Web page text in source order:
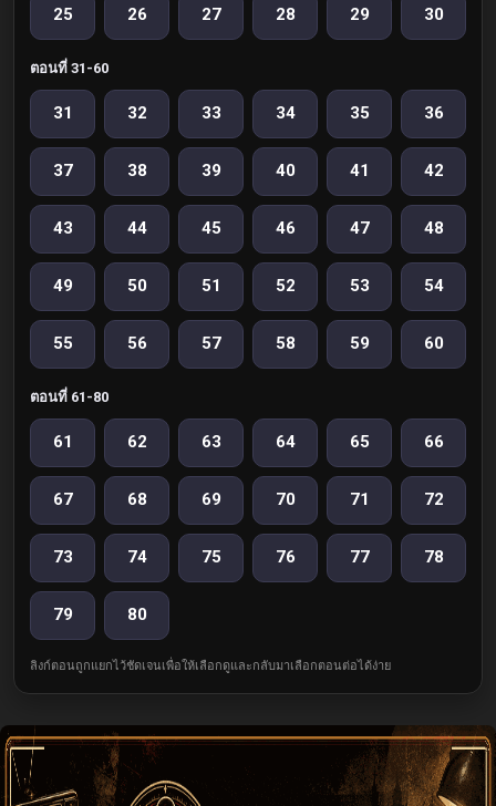
25 26 27 28 29 30
ตอนที่ 31-60
31 32 33 34 35 36
37 38 39 40 41 42
43 44 45 46 47 48
49 50 51 52 53 54
55 56 57 58 59 60
ตอนที่ 61-80
61 62 63 64 65 66
67 68 69 70 71 72
73 74 75 76 77 78
79 80
ลิงก์ตอนถูกแยกไว้ชัดเจนเพื่อให้เลือกดูและกลับมาเลือกตอนต่อได้ง่าย